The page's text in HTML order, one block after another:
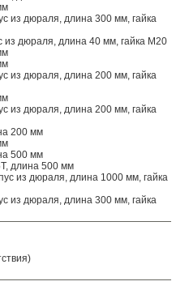
из дюраля, длина 300 мм, гайка
из дюраля, длина 40 мм, гайка М20
из дюраля, длина 200 мм, гайка
из дюраля, длина 200 мм, гайка
200 мм
500 мм
длина 500 мм
из дюраля, длина 1000 мм, гайка
из дюраля, длина 300 мм, гайка